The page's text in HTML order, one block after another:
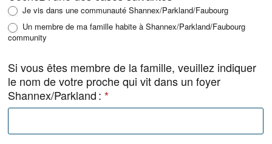
e
e
–
F
Je vis dans une communauté Shannex/Parkland/Faubourg
Un membre de ma famille habite à Shannex/Parkland/Faubourg
community
Si vous êtes membre de la famille, veuillez indiquer
le nom de votre proche qui vit dans un foyer
Shannex/Parkland :*